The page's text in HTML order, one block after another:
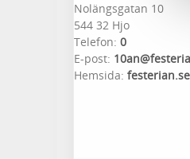
Nolängsgatan 10
544 32 Hjo
Telefon: 0
E-post:
Hemsida: